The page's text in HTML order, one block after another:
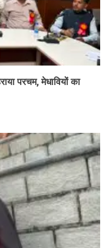
परचम, मेधावियों का